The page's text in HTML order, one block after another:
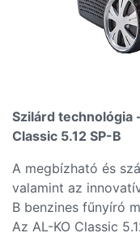
Szilárd technológia
Classic 5.12 SP-B
A megbízható és
valamint az
B benzines fűnyíró
Az AL-KO Classic